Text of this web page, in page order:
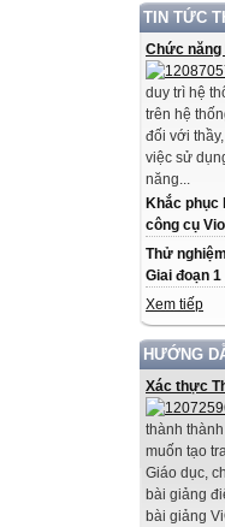
TIN TỨC
Chức năng
duy trì hệ
trên hệ
đối với
việc sử
năng...
Khắc phục
công cụ
Thử
Giai đoạn 1
Xem tiếp
HƯỚNG
Xác thực
thành
muốn tạo
Giáo dục,
bài giảng
bài giảng